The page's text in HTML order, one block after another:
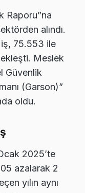
Raporu”na
alındı.
iş, 75.553 ile
Meslek
Güvenlik
(Garson)”
oldu.
2025’te
azalarak 2
yılın aynı